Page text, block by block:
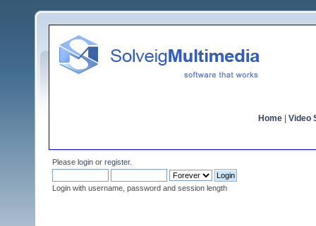
Home Video
Please login or register.
Login with username, password and session length